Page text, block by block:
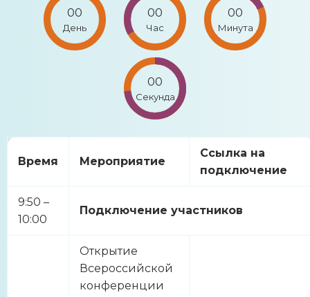
00
День
00
Час
00
Минута
00
Секунда
Время Мероприятие
Ссылка на
подключение
9:50 –
10:00
Подключение участников
Открытие
Всероссийской
конференции